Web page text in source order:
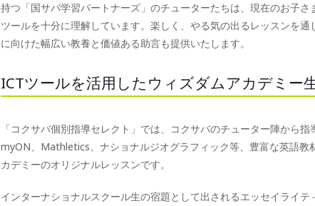
持つ「国サバ学習パートナーズ」のチューターたちは、現在のお子
ツールを十分に理解しています。楽しく、やる気の出るレッスンを
に向けた幅広い教養と価値ある助言も提供いたします。
ICTツールを活用したウィズダムアカデミー
「コクサバ個別指導セレクト」では、コクサバのチューター陣から
myON、Mathletics、ナショナルジオグラフィック等、豊富な英語教
カデミーのオリジナルレッスンです。
インターナショナルスクール生の宿題として出されるエッセイライテ